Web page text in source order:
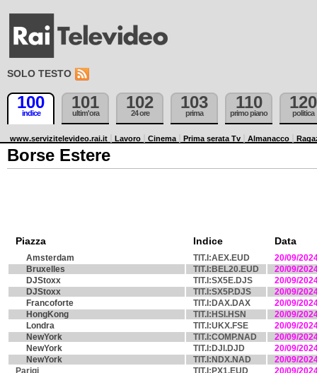
SOLO TESTO
100
indice
101
ultim'ora
102
24 ore
103
prima
110
primo piano
120
politica
www.servizitelevideo.rai.it Lavoro Cinema Prima serata Tv Almanacco
Borse Estere
Piazza Indice Data
Amsterdam TIT.I:AEX.EUD
20/09/
Bruxelles
TIT.I:BEL20.EUD
20/09/
DJStoxx
TIT.I:SX5E.DJS
20/09/
DJStoxx
TIT.I:SX5P.DJS
20/09/
Francoforte
TIT.I:DAX.DAX
20/09/
HongKong
TIT.I:HSI.HSN
20/09/
Londra
TIT.I:UKX.FSE
20/09/
NewYork
TIT.I:COMP.NAD
20/09/
NewYork
TIT.I:DJI.DJD
20/09/
NewYork
TIT.I:NDX.NAD
20/09/
Parigi
TIT.I:PX1.EUD
20/09/